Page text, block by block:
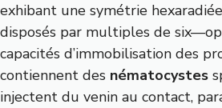
exhibant une symétrie
disposés par multiples de
capacités d’immobilisation des
contiennent des nématocystes
injectent du venin au contact,